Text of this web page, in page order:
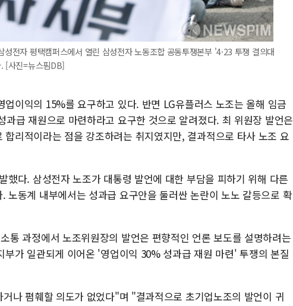
전자 평택캠퍼스에서 열린 삼성전자 노동조합 공동투쟁본부 '4·23 투쟁 결의대
[사진=뉴스핌DB]
이익의 15%를 요구하고 있다. 반면 LG유플러스 노조는 올해 임금
급 재원으로 마련하라고 요구한 것으로 알려졌다. 최 위원장 발언은
리적이라는 점을 강조하려는 취지였지만, 결과적으로 타사 노조 요
했다. 삼성전자 노조가 대통령 발언에 대한 부담을 피하기 위해 다른
노동계 내부에서는 성과급 요구안을 둘러싼 논란이 노노 갈등으로 확
통 과정에서 노조위원장의 발언은 편향적인 언론 보도를 설명하려는
가 일관되게 이어온 '영업이익 30% 성과급 재원 마련' 투쟁의 본질
나 폄훼할 의도가 없었다"며 "결과적으로 초기업노조의 발언이 귀